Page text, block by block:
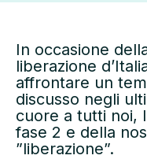
In occasione
liberazione
affrontare un
discusso negli
cuore a tutti noi,
fase 2 e della
”liberazione”.